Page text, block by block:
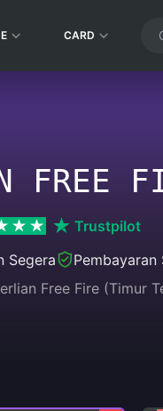
CARD
FREE
Trustpilot
Segera
Pembayaran
Free Fire (Timur